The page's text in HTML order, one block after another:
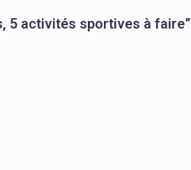
5 activités sportives à faire”